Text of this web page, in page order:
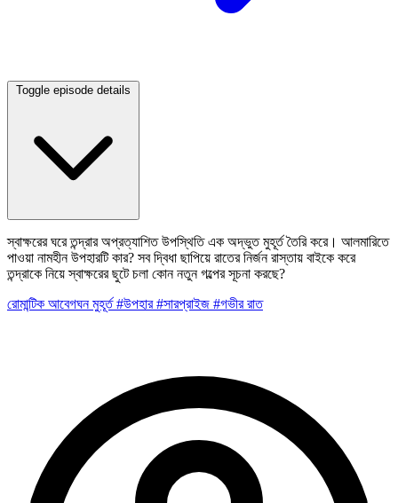
Toggle episode details
স্বাক্ষরের ঘরে তন্দ্রার অপ্রত্যাশিত উপস্থিতি এক অদ্ভুত মুহূর্ত তৈরি করে। আলমারিতে
পাওয়া নামহীন উপহারটি কার? সব দ্বিধা ছাপিয়ে রাতের নির্জন রাস্তায় বাইকে করে
তন্দ্রাকে নিয়ে স্বাক্ষরের ছুটে চলা কোন নতুন গল্পের সূচনা করছে?
রোমান্টিক আবেগঘন মুহূর্ত#উপহার#সারপ্রাইজ #গভীর রাত